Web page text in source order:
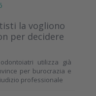
la vogliono
per decidere
utilizza già
per burocrazia e
professionale